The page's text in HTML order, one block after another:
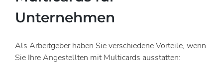
Unternehmen
Als Arbeitgeber haben Sie verschiedene Vorteile, wenn
Sie Ihre Angestellten mit Multicards ausstatten: